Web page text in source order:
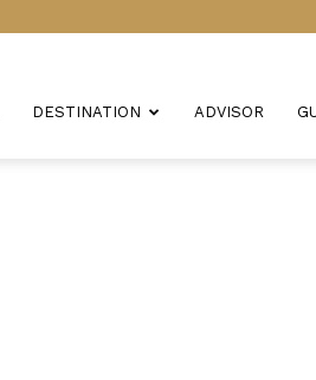
DESTINATION ADVISOR